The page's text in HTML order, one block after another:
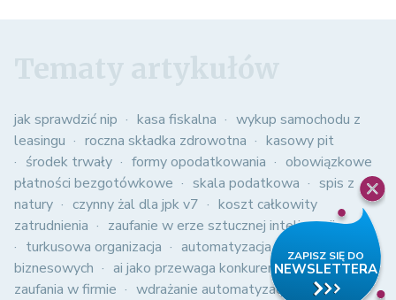
jak sprawdzić nip kasa fiskalna
wykup samochodu z
leasingu
roczna składka zdrowotna
kasowy pit
środek trwały
formy opodatkowania
obowiązkowe
płatności bezgotówkowe
skala podatkowa
spis z
natury
czynny żal dla jpk v7
koszt całkowity
zatrudnienia
zaufanie w erze sztucznej inteligencji
turkusowa organizacja
automatyzacja procesów
biznesowych
ai jako przewaga konkurencyjna
kultura
zaufania w firmie
wdrażanie automatyzacji w firmie